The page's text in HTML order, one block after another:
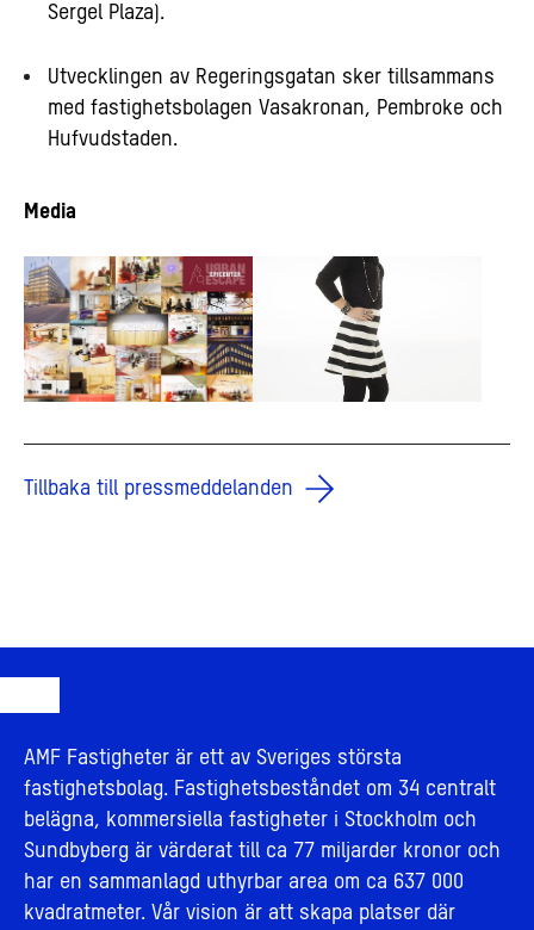
Sergel Plaza).
Utvecklingen av Regeringsgatan sker tillsammans
med fastighetsbolagen Vasakronan, Pembroke och
Hufvudstaden.
Media
Tillbaka till pressmeddelanden
AMF Fastigheter är ett av Sveriges största
fastighetsbolag. Fastighetsbeståndet om 34 centralt
belägna, kommersiella fastigheter i Stockholm och
Sundbyberg är värderat till ca 77 miljarder kronor och
har en sammanlagd uthyrbar area om ca 637 000
kvadratmeter. Vår vision är att skapa platser där